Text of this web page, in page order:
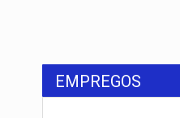
EMPREGOS